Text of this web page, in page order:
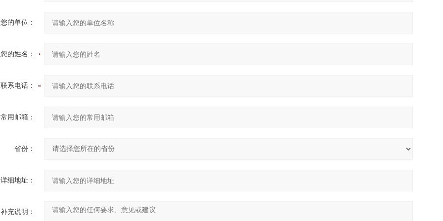
您的单位：
您的姓名：
联系电话：
常用邮箱：
省份：
详细地址：
补充说明：